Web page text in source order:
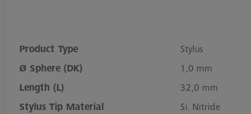
Product Type
Stylus
Ø Sphere (DK)
1,0 mm
Length (L)
32,0 mm
Stylus Tip Material
Si. Nitride